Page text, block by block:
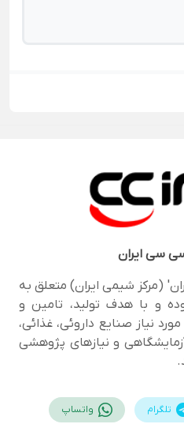
سی ایران
(مرکز شیمی ایران) متعلق به
و با هدف تولید، تامین و
نیاز صنایع داروئی، غذائی،
و نیازهای پژوهشی
تلگرام واتساپ